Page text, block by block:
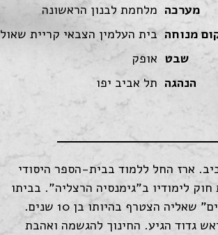
מערכה מלחמת לבנון הראשונה
מנוחה בית העלמין הצבאי קריית שאול
שבט אופק
הנהגה תל אביב יפו
י"ז בסיוון תשכ"ב (18.6.1962) בתל-אביב. ארז החל ללמוד בבית-הספר היסודי
לימודיו ב"גימנסיה הרצליה". בביתו
ספג ארז ערכים לאומיים וחברתיים והשלים אותם בתנועת "הצופים" שאליה הצטרף בהיותו בן 10 שנים.
גדוד הגיע. החינוך להגשמה ואהבת